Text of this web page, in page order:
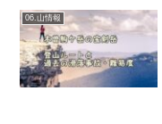
06.山情報